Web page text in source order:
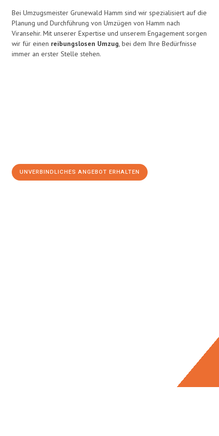
Bei Umzugsmeister Grunewald Hamm sind wir spezialisiert auf die
Planung und Durchführung von Umzügen von Hamm nach
Viransehir. Mit unserer Expertise und unserem Engagement sorgen
wir für einen reibungslosen Umzug, bei dem Ihre Bedürfnisse
immer an erster Stelle stehen.
UNVERBINDLICHES ANGEBOT ERHALTEN